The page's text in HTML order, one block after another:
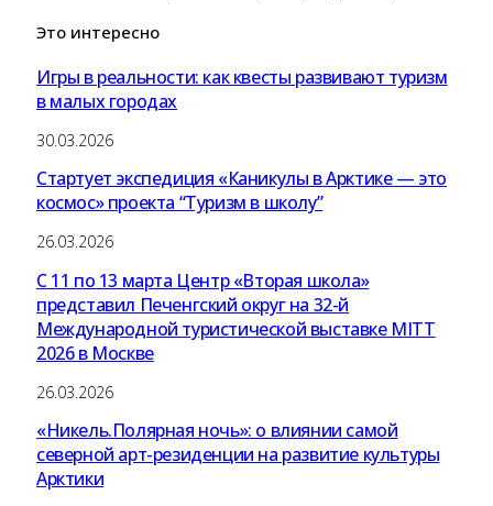
Это интересно
Игры в реальности: как квесты развивают туризм
в малых городах
30.03.2026
Стартует экспедиция «Каникулы в Арктике — это
космос» проекта “Туризм в школу”
26.03.2026
С 11 по 13 марта Центр «Вторая школа»
представил Печенгский округ на 32-й
Международной туристической выставке MITT
2026 в Москве
26.03.2026
«Никель.Полярная ночь»: о влиянии самой
северной арт-резиденции на развитие культуры
Арктики